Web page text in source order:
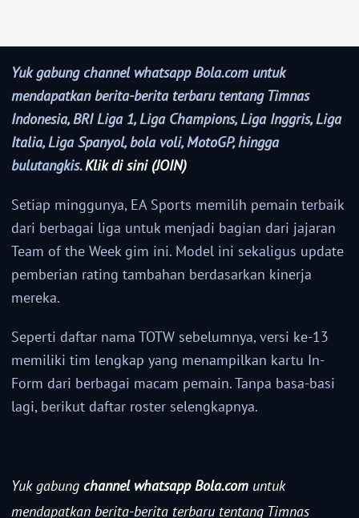
Yuk gabung channel whatsapp Bola.com untuk
mendapatkan berita-berita terbaru tentang Timnas
Indonesia, BRI Liga 1, Liga Champions, Liga Inggris, Liga
Italia, Liga Spanyol, bola voli, MotoGP, hingga
bulutangkis.Klik di sini (JOIN)
Setiap minggunya, EA Sports memilih pemain terbaik
dari berbagai liga untuk menjadi bagian dari jajaran
Team of the Week gim ini. Model ini sekaligus update
pemberian rating tambahan berdasarkan kinerja
mereka.
Seperti daftar nama TOTW sebelumnya, versi ke-13
memiliki tim lengkap yang menampilkan kartu In-
Form dari berbagai macam pemain. Tanpa basa-basi
lagi, berikut daftar roster selengkapnya.
Yuk gabung channel whatsapp Bola.com untuk
mendapatkan berita-berita terbaru tentang Timnas